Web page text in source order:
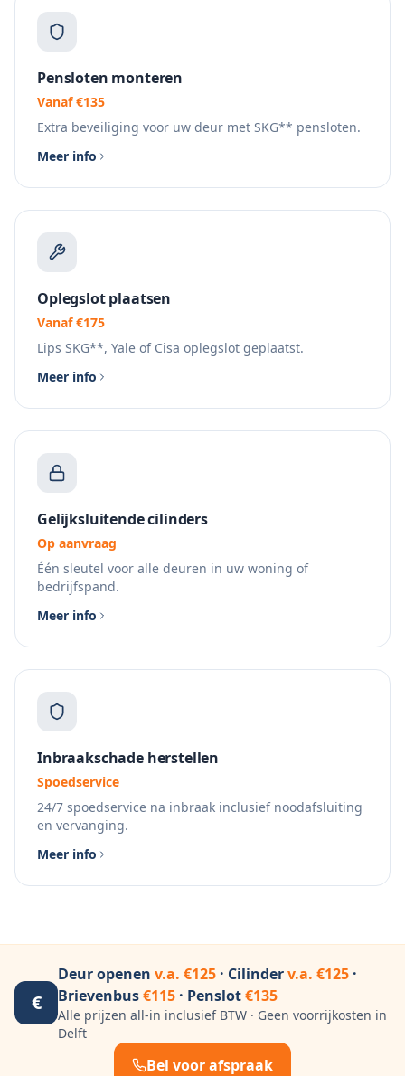
Pensloten monteren
Vanaf €135
Extra beveiliging voor uw deur met SKG** pensloten.
Meer info
Oplegslot plaatsen
Vanaf €175
Lips SKG**, Yale of Cisa oplegslot geplaatst.
Meer info
Gelijksluitende cilinders
Op aanvraag
Één sleutel voor alle deuren in uw woning of
bedrijfspand.
Meer info
Inbraakschade herstellen
Spoedservice
24/7 spoedservice na inbraak inclusief noodafsluiting
en vervanging.
Meer info
€
Deur openen v.a. €125 · Cilinderv.a. €125 ·
Brievenbus€115 · Penslot€135
Alle prijzen all-in inclusief BTW · Geen voorrijkosten in
Delft
Bel voor afspraak